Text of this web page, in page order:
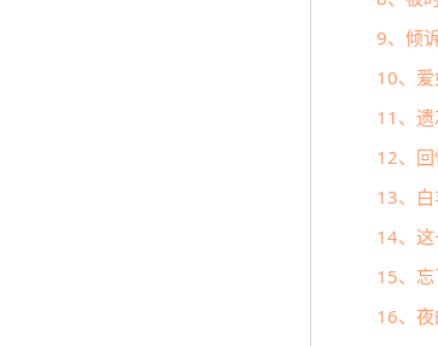
9、倾
10、爱
11、遗
12、回
13、白
14、这
15、忘
16、夜